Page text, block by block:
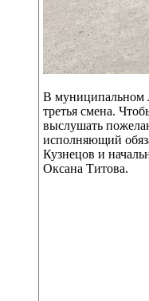
В муниципальном
третья смена.
выслушать
исполняющий
Кузнецов и
Оксана Титова.